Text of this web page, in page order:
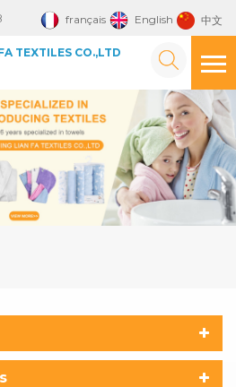
français English 中文
TEXTILES CO.,LTD